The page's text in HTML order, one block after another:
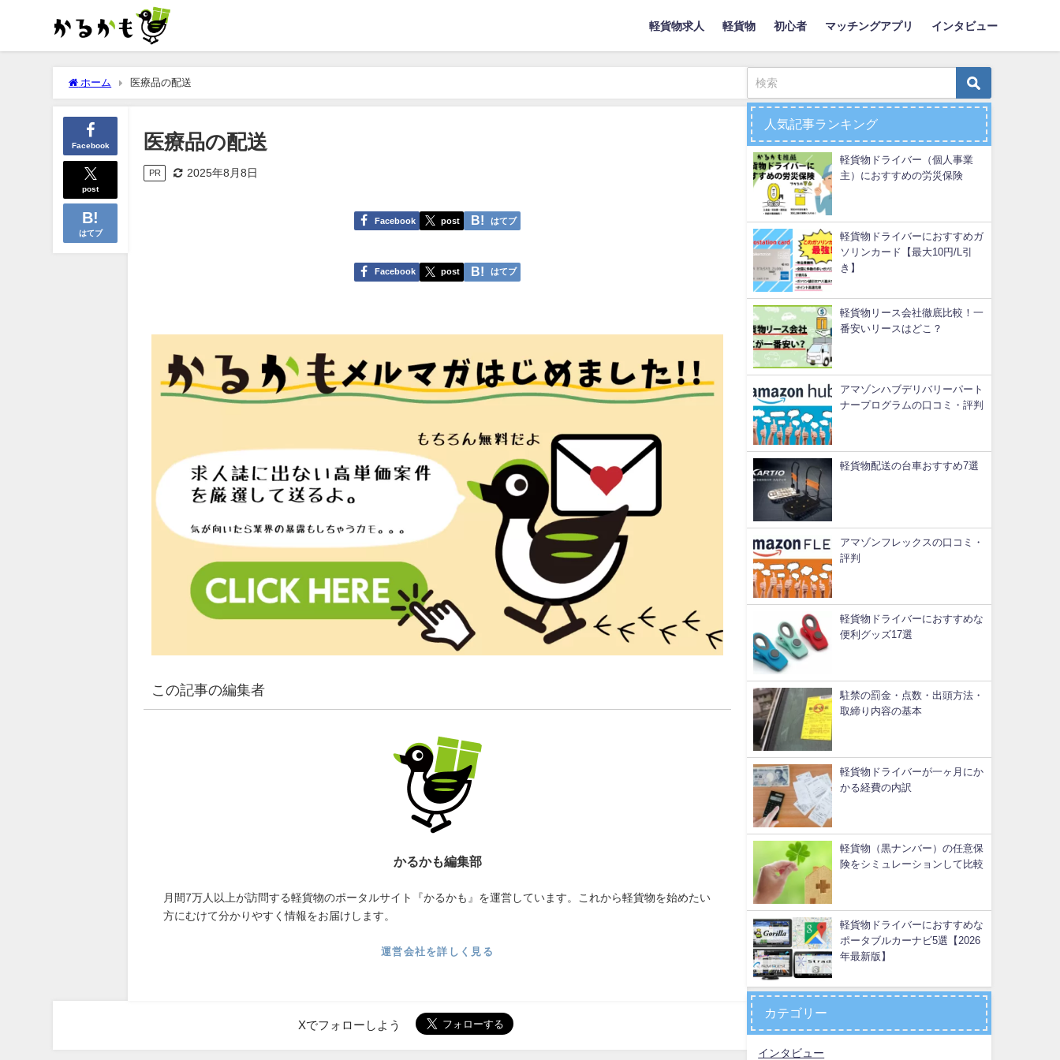
軽貨物求人 軽貨物 初心者 マッチングアプリ インタビュー
ホーム 医療品の配送
Facebook
post
はてブ
医療品の配送
PR 2025年8月8日
Facebook post はてブ
Facebook post はてブ
この記事の編集者
かるかも編集部
月間7万人以上が訪問する軽貨物のポータルサイト『かるかも』を運営しています。これから軽貨物を始めたい
方にむけて分かりやすく情報をお届けします。
運営会社を詳しく見る
Xでフォローしよう
人気記事ランキング
軽貨物ドライバー（個人事業
主）におすすめの労災保険
軽貨物ドライバーにおすすめガ
ソリンカード【最大10円/L引
き】
軽貨物リース会社徹底比較！一
番安いリースはどこ？
アマゾンハブデリバリーパート
ナープログラムの口コミ・評判
軽貨物配送の台車おすすめ7選
アマゾンフレックスの口コミ・
評判
軽貨物ドライバーにおすすめな
便利グッズ17選
駐禁の罰金・点数・出頭方法・
取締り内容の基本
軽貨物ドライバーが一ヶ月にか
かる経費の内訳
軽貨物（黒ナンバー）の任意保
険をシミュレーションして比較
軽貨物ドライバーにおすすめな
ポータブルカーナビ5選【2026
年最新版】
カテゴリー
インタビュー